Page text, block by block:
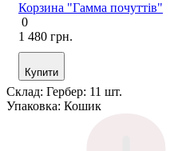
Корзина "Гамма почуттів"
0
1 480 грн.
Купити
Склад: Гербер: 11 шт.
Упаковка: Кошик